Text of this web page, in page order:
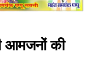
आमजनों की